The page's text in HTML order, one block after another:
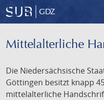
GDZ
Mittelalterliche
Die Niedersächsische
Göttingen besitzt knapp
mittelalterliche